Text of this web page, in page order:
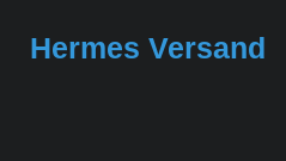
Hermes Versand